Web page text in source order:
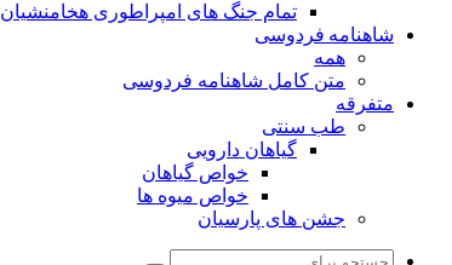
تمام جنگ های امپراطوری هخامنشیان
شاهنامه فردوسی
همه
متن کامل شاهنامه فردوسی
متفرقه
طب سنتی
گیاهان دارویی
خواص گیاهان
خواص میوه ها
جشن های پارسیان